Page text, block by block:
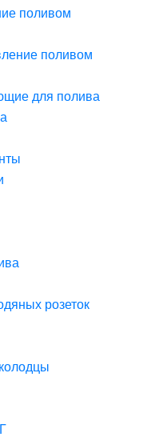
поливом
поливом
для полива
розеток